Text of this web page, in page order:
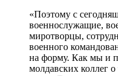
«Поэтому с
военнослужащие,
миротворцы,
военного
на форму. Как мы и
молдавских коллег